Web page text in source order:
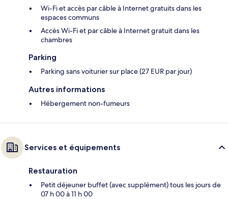
Wi-Fi et accès par câble à Internet gratuits dans les
espaces communs
Accès Wi-Fi et par câble à Internet gratuit dans les
chambres
Parking
Parking sans voiturier sur place (27 EUR par jour)
Autres informations
Hébergement non-fumeurs
Services et équipements
Restauration
Petit déjeuner buffet (avec supplément) tous les jours de
07 h 00 à 11 h 00